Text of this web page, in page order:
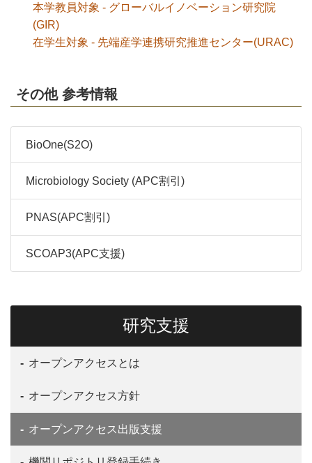
研究支援
オープンアクセスとは
オープンアクセス方針
オープンアクセス出版支援
本学教員対象 - グローバルイノベーション研究院
(GIR)
在学生対象 - 先端産学連携研究推進センター(URAC)
その他 参考情報
BioOne(S2O)
Microbiology Society (APC割引)
PNAS(APC割引)
SCOAP3(APC支援)